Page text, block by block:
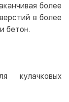
более
в более
бетон.
кулачковых